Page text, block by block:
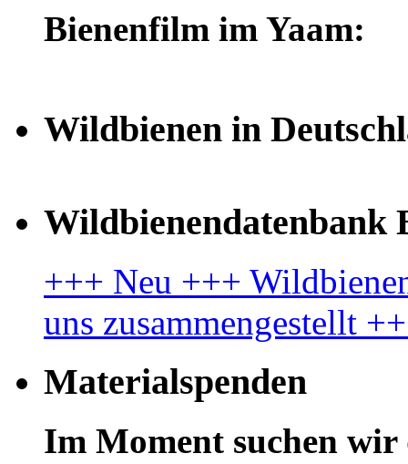
Bienenfilm im Yaam:
Wildbienen in
Wildbienendatenbank
+++ Neu +++
uns zusammengestellt
Materialspenden
Im Moment suchen